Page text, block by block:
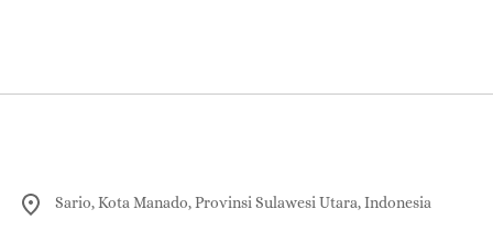
Sario, Kota Manado, Provinsi Sulawesi Utara, Indonesia